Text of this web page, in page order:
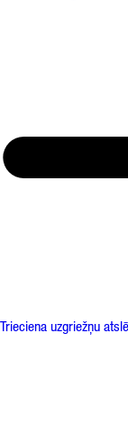
Trieciena uzgriežņu